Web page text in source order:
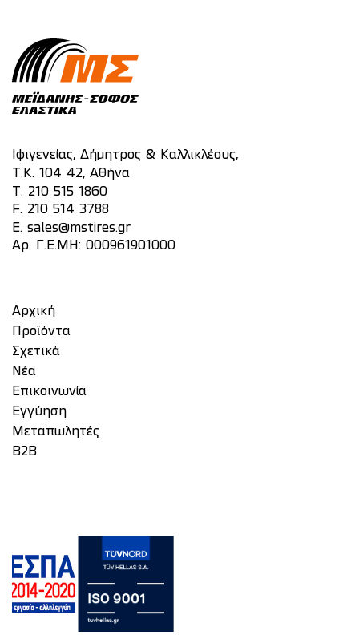
Ιφιγενείας, Δήμητρος & Καλλικλέους,
Τ.Κ. 104 42, Αθήνα
T. 210 515 1860
F. 210 514 3788
E. sales@mstires.gr
Αρ. Γ.Ε.ΜΗ: 000961901000
Αρχική
Προϊόντα
Σχετικά
Νέα
Επικοινωνία
Eγγύηση
Μεταπωλητές
Β2Β